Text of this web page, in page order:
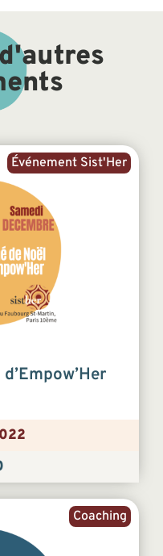
Événement Sist'Her
Coaching